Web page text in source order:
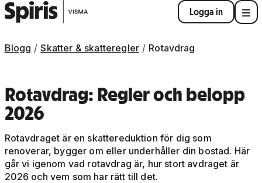
Logga in
Blogg Skatter & skatteregler Rotavdrag
Rotavdrag: Regler och belopp
2026
Rotavdraget är en skattereduktion för dig som
renoverar, bygger om eller underhåller din bostad. Här
går vi igenom vad rotavdrag är, hur stort avdraget är
2026 och vem som har rätt till det.